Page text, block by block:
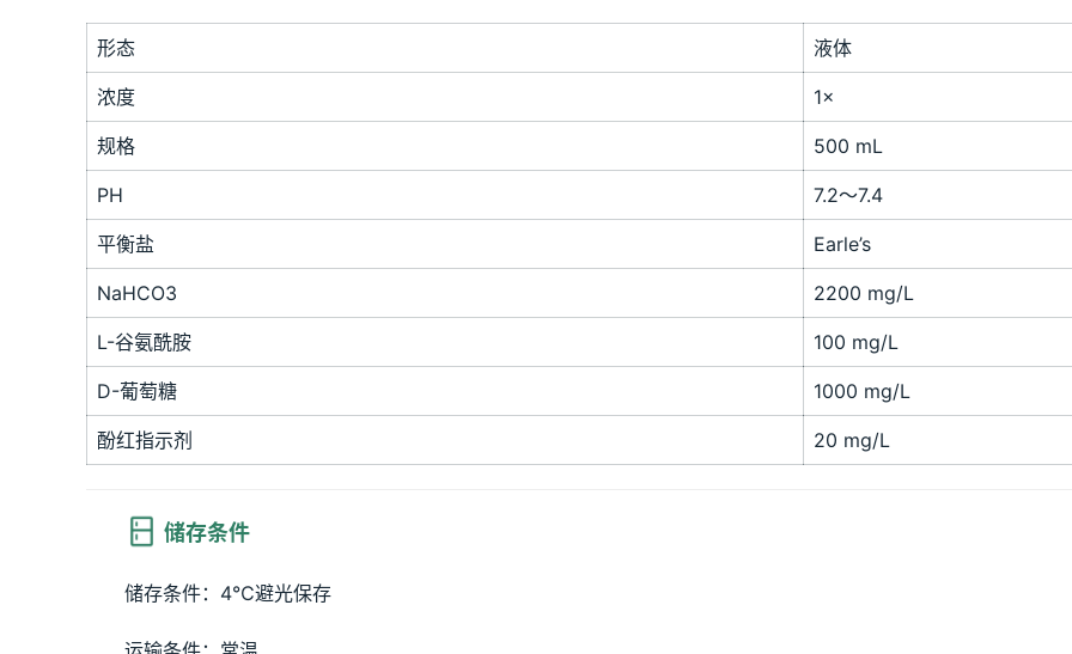
形态 液体
浓度 1×
规格 500 mL
PH 7.2～7.4
平衡盐 Earle’s
NaHCO3 2200 mg/L
L-谷氨酰胺 100 mg/L
D-葡萄糖 1000 mg/L
酚红指示剂 20 mg/L
储存条件
储存条件：4℃避光保存